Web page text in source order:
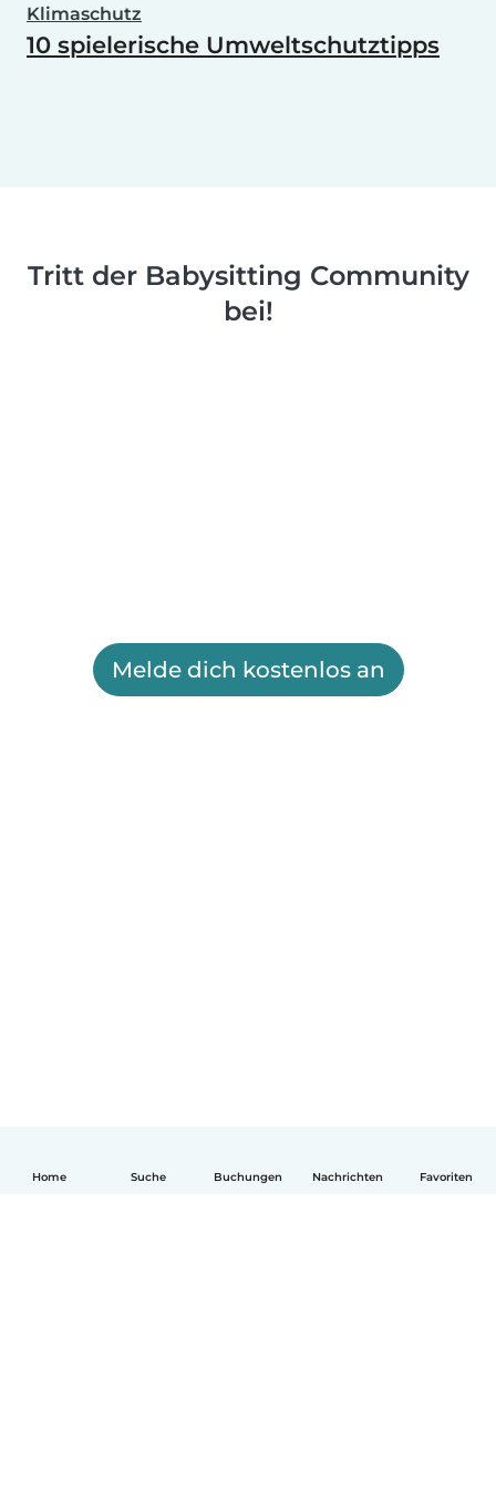
Home Suche Buchungen Nachrichten Favoriten
Klimaschutz
10 spielerische Umweltschutztipps
Tritt der Babysitting Community
bei!
Melde dich kostenlos an